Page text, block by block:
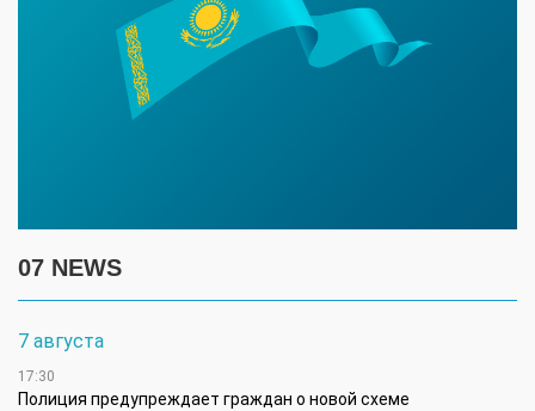
07 NEWS
7 августа
17:30
Полиция предупреждает граждан о новой схеме